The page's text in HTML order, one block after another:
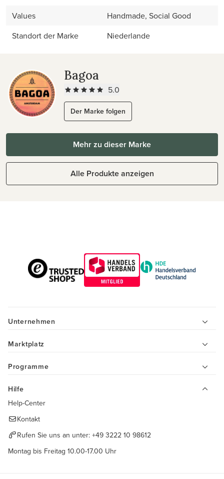
Values
Handmade, Social Good
Standort der Marke
Niederlande
Bagoa
5.0
Der Marke folgen
Mehr zu dieser Marke
Alle Produkte anzeigen
Unternehmen
Marktplatz
Programme
Hilfe
Help-Center
Kontakt
Rufen Sie uns an unter: +49 3222 10 98612
Montag bis Freitag 10.00-17.00 Uhr